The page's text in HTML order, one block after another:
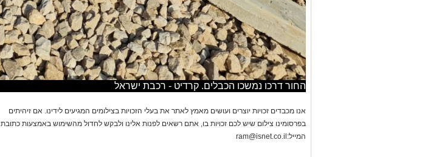
החור דרכו נמשכו הכבלים. קרדיט - רכבת ישראל
אנו מכבדים זכויות יוצרים ועושים מאמץ לאתר את בעלי הזכויות בצילומים המגיעים לידינו. אם זיהיתים
בפרסומינו צילום שיש לכם זכויות בו, אתם רשאים לפנות אלינו ולבקש לחדול מהשימוש באמצעות כתובת
המייל: ram@isnet.co.il